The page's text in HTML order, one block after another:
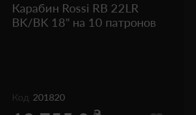
Карабин Rossi RB 22LR
BK/BK 18" на 10 патронов
Код 201820